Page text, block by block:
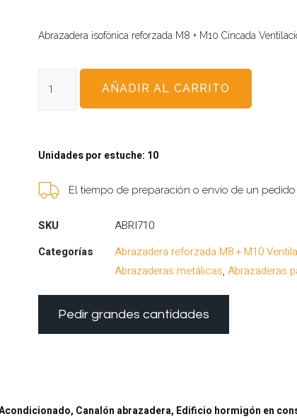
Abrazadera isofónica reforzada M8 + M10 Cincada
AÑADIR AL CARRITO
Unidades por estuche: 10
El tiempo de preparación o envío de un
SKU
ABRI710
Categorías
Abrazadera reforzada M8 + M10
Abrazaderas metálicas,Abrazaderas
Pedir grandes cantidades
Canalón abrazadera, Edificio hormigón en